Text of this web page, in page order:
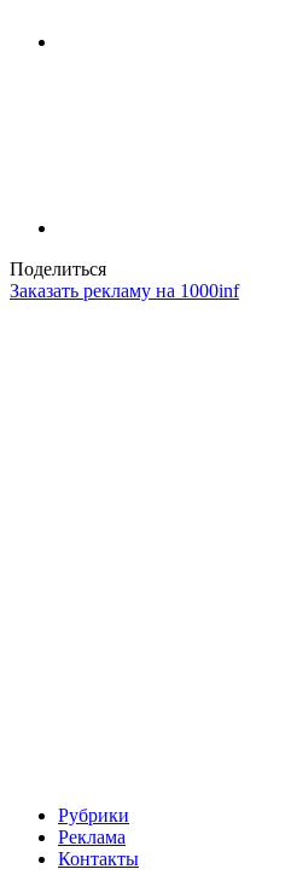
Поделиться
Заказать рекламу на 1000inf
Рубрики
Реклама
Контакты